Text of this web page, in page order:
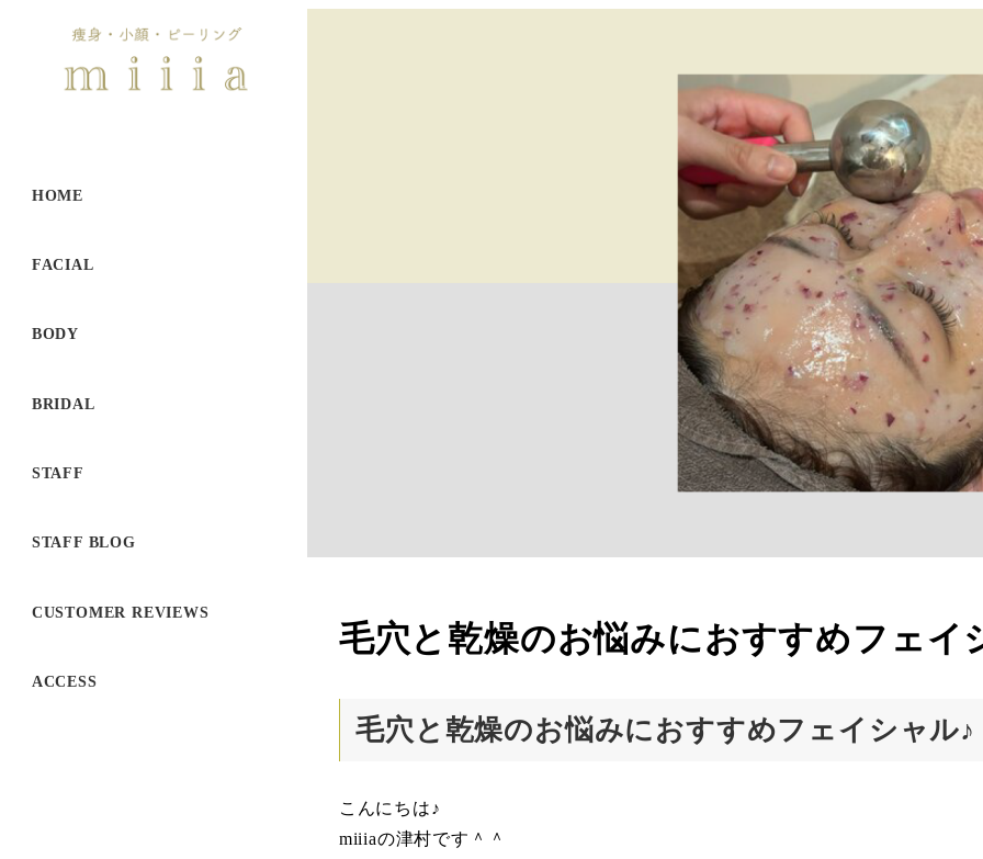
HOME
FACIAL
BODY
BRIDAL
STAFF
STAFF BLOG
CUSTOMER REVIEWS
ACCESS
毛穴と乾燥のお悩みにおすすめフェイ
毛穴と乾燥のお悩みにおすすめフェイシャル♪
こんにちは♪
miiiaの津村です＾＾